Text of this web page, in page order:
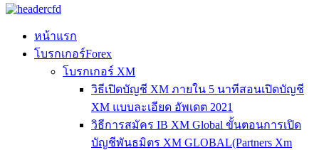
หน้าแรก
โบรกเกอร์Forex
โบรกเกอร์ XM
วิธีเปิดบัญชี XM ภายใน 5 นาทีสอนเปิดบัญชี
XM แบบละเอียด อัพเดต 2021
วิธีการสมัคร IB XM Global ขั้นตอนการเปิด
บัญชีพันธมิตร XM GLOBAL(Partners Xm